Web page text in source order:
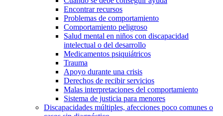
Encontrar recursos
Problemas de comportamiento
Comportamiento peligroso
Salud mental en niños con discapacidad
intelectual o del desarrollo
Medicamentos psiquiátricos
Trauma
Apoyo durante una crisis
Derechos de recibir servicios
Malas interpretaciones del comportamiento
Sistema de justicia para menores
Discapacidades múltiples, afecciones poco comunes o